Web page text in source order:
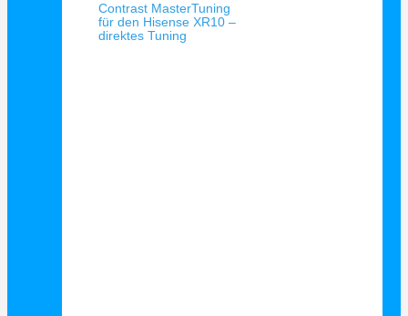
Contrast MasterTuning
für den Hisense XR10 –
direktes Tuning